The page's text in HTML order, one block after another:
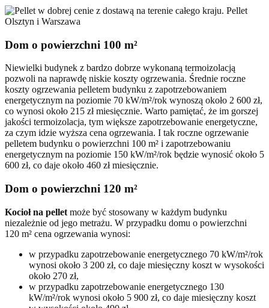
Dom o powierzchni 100 m²
Niewielki budynek z bardzo dobrze wykonaną termoizolacją
pozwoli na naprawdę niskie koszty ogrzewania. Średnie roczne
koszty ogrzewania pelletem budynku z zapotrzebowaniem
energetycznym na poziomie 70 kW/m²/rok wynoszą około 2 600 zł,
co wynosi około 215 zł miesięcznie. Warto pamiętać, że im gorszej
jakości termoizolacja, tym większe zapotrzebowanie energetyczne,
za czym idzie wyższa cena ogrzewania. I tak roczne ogrzewanie
pelletem budynku o powierzchni 100 m² i zapotrzebowaniu
energetycznym na poziomie 150 kW/m²/rok będzie wynosić około 5
600 zł, co daje około 460 zł miesięcznie.
Dom o powierzchni 120 m²
Kocioł na pellet może być stosowany w każdym budynku
niezależnie od jego metrażu. W przypadku domu o powierzchni
120 m² cena ogrzewania wynosi:
w przypadku zapotrzebowanie energetycznego 70 kW/m²/rok
wynosi około 3 200 zł, co daje miesięczny koszt w wysokości
około 270 zł,
w przypadku zapotrzebowanie energetycznego 130
kW/m²/rok wynosi około 5 900 zł, co daje miesięczny koszt